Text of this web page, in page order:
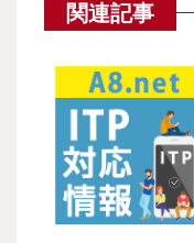
関連記事